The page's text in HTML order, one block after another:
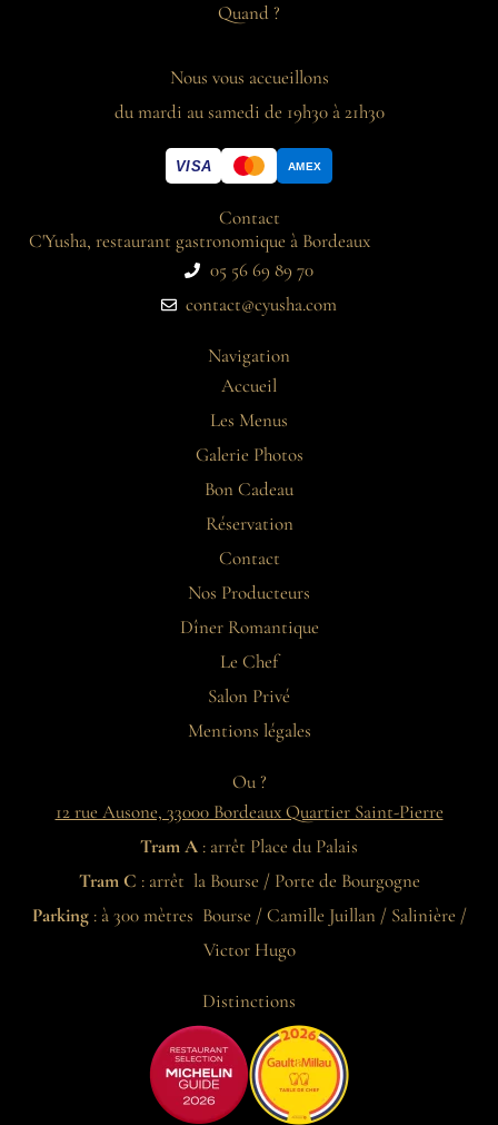
Quand ?
Nous vous accueillons
du mardi au samedi de 19h30 à 21h30
VISA AMEX
Contact
C'Yusha, restaurant gastronomique à Bordeaux
05 56 69 89 70
contact@cyusha.com
Navigation
Accueil
Les Menus
Galerie Photos
Bon Cadeau
Réservation
Contact
Nos Producteurs
Dîner Romantique
Le Chef
Salon Privé
Mentions légales
Ou ?
12 rue Ausone, 33000 Bordeaux Quartier Saint-Pierre
Tram A : arrêt Place du Palais
Tram C : arrêt la Bourse / Porte de Bourgogne
Parking: à 300 mètres Bourse / Camille Juillan / Salinière /
Victor Hugo
Distinctions